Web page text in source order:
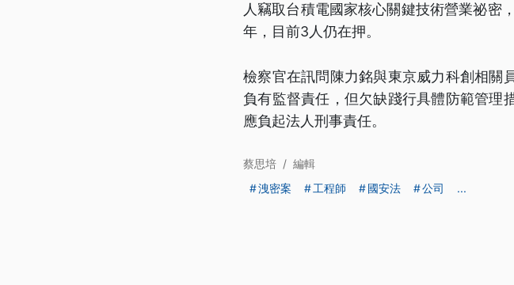
人竊取台積電國家核心關鍵技術營業祕密
年，目前3人仍在押。
檢察官在訊問陳力銘與東京威力科創相關
負有監督責任，但欠缺踐行具體防範管理
應負起法人刑事責任。
蔡思培 / 編輯
洩密案
工程師 國安法 公司 ...